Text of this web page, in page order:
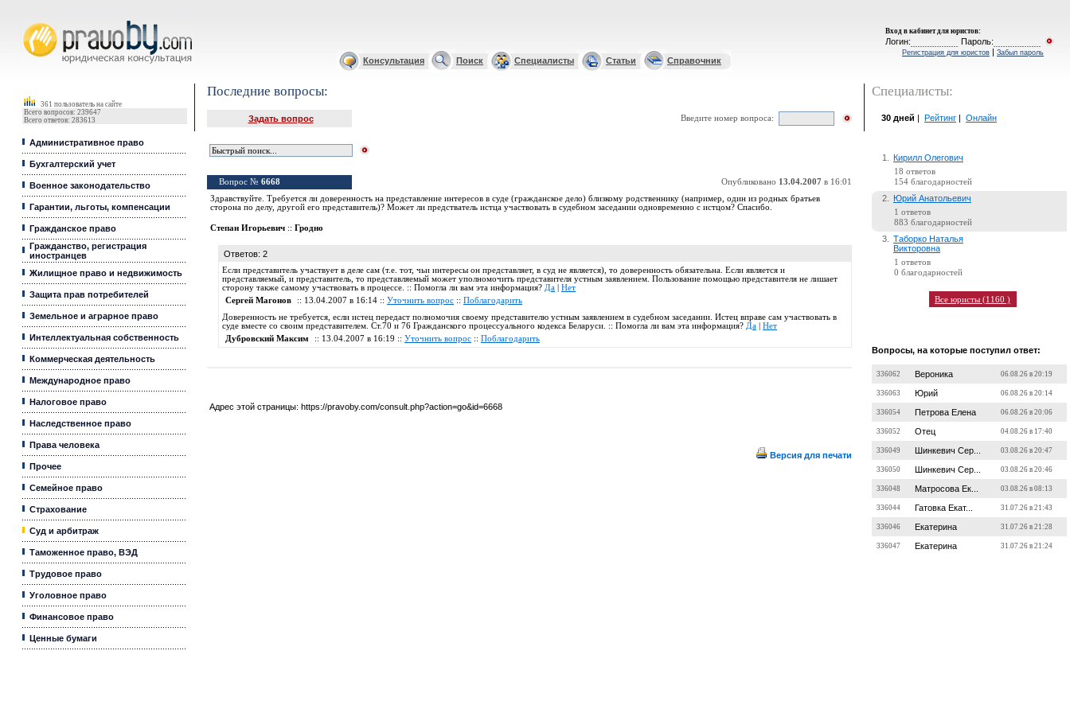
Вход в кабинет для юристов:
Логин: Пароль:
Регистрация для юристов | Забыл пароль
Консультация Поиск Специалисты Статьи Справочник
361 пользователь на сайте
Всего вопросов: 239647
Всего ответов: 283613
Административное право
Бухгалтерский учет
Военное законодательство
Гарантии, льготы, компенсации
Гражданское право
Гражданство, регистрация
иностранцев
Жилищное право и недвижимость
Защита прав потребителей
Земельное и аграрное право
Интеллектуальная собственность
Коммерческая деятельность
Международное право
Налоговое право
Наследственное право
Права человека
Прочее
Семейное право
Страхование
Суд и арбитраж
Таможенное право, ВЭД
Трудовое право
Уголовное право
Финансовое право
Ценные бумаги
Последние вопросы:
Задать вопрос Введите номер вопроса:
Вопрос № 6668 Опубликовано 13.04.2007 в 16:01
Здравствуйте. Требуется ли доверенность на представление интересов в суде (гражданское дело) близкому родственнику (например, один из родных братьев
сторона по делу, другой его представитель)? Может ли предстватель истца участвовать в судебном заседании одновременно с истцом? Спасибо.
Степан Игорьевич :: Гродно
Ответов: 2
Если представитель участвует в деле сам (т.е. тот, чьи интересы он представляет, в суд не является), то доверенность обязательна. Если является и
представляемый, и представитель, то представляемый может уполномочить представителя устным заявлением. Пользование помощью представителя не лишает
сторону также самому участвовать в процессе. :: Помогла ли вам эта информация? Да
Нет
Сергей Магонов
:: 13.04.2007 в 16:14 :: Уточнить вопрос :: Поблагодарить
Доверенность не требуется, если истец передаст полномочия своему представителю устным заявлением в судебном заседании. Истец вправе сам участвовать в
суде вместе со своим представителем. Ст.70 и 76 Гражданского процессуального кодекса Беларуси. :: Помогла ли вам эта информация? Да
Нет
Дубровский Максим
:: 13.04.2007 в 16:19 :: Уточнить вопрос :: Поблагодарить
Адрес этой страницы: https://pravoby.com/consult.php?action=go&id=6668
Версия для печати
Специалисты:
30 дней Рейтинг Онлайн
1. Кирилл Олегович
18 ответов
154 благодарностей
2. Юрий Анатольевич
1 ответов
883 благодарностей
3.
Таборко Наталья
Викторовна
1 ответов
0 благодарностей
Все юристы (1160 )
Вопросы, на которые поступил ответ:
336062 Вероника 06.08.26 в 20:19
336063 Юрий 06.08.26 в 20:14
336054 Петрова Елена 06.08.26 в 20:06
336052 Отец 04.08.26 в 17:40
336049 Шинкевич Сер... 03.08.26 в 20:47
336050 Шинкевич Сер... 03.08.26 в 20:46
336048 Матросова Ек... 03.08.26 в 08:13
336044 Гатовка Екат... 31.07.26 в 21:43
336046 Екатерина 31.07.26 в 21:28
336047 Екатерина 31.07.26 в 21:24